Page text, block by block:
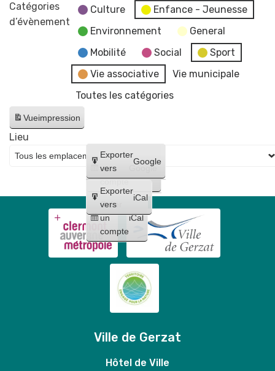
Catégories
d’évènement
Culture
Enfance - Jeunesse
Environnement
General
Mobilité
Social
Sport
Vie associative
Vie municipale
Toutes les catégories
Vueimpression
Créer
un
compte
Google
Créer
un
compte
iCal
Exporter
vers
Google
Exporter
vers
iCal
Lieu
Ville de Gerzat
Hôtel de Ville